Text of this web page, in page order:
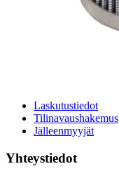
Suodatinhaku
Magneettikelahaku
Laskutustiedot
Tilinavaushakemus
Jälleenmyyjät
Yhteystiedot